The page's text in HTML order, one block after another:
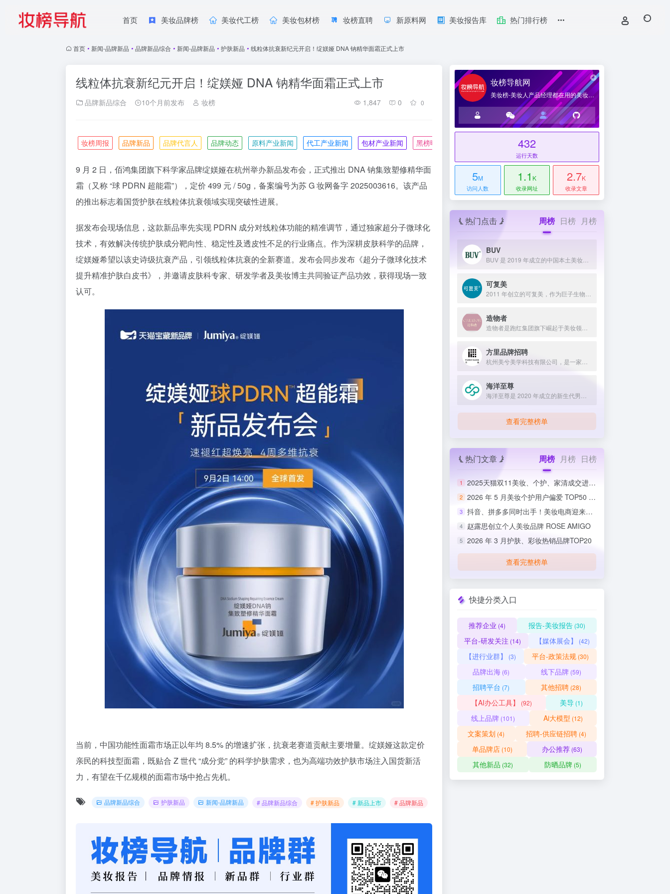
首页 美妆品牌榜 美妆代工榜 美妆包材榜 妆榜直聘 新原料网 美妆报告库 热门排行榜
首页 • 新闻-品牌新品 • 品牌新品综合 • 新闻-品牌新品 • 护肤新品 • 线粒体抗衰新纪元开启！绽媄娅 DNA 钠精华面霜正式上市
线粒体抗衰新纪元开启！绽媄娅 DNA 钠精华面霜正式上市
品牌新品综合 10个月前发布 妆榜 1,847 0 0
妆榜周报 品牌新品 品牌代言人 品牌动态 原料产业新闻 代工产业新闻 包材产业新闻 黑榜曝光台
9 月 2 日，佰鸿集团旗下科学家品牌绽媄娅在杭州举办新品发布会，正式推出 DNA 钠集致塑修精华面
霜（又称 “球 PDRN 超能霜”），定价 499 元 / 50g，备案编号为苏 G 妆网备字 2025003616。该产品
的推出标志着国货护肤在线粒体抗衰领域实现突破性进展。
据发布会现场信息，这款新品率先实现 PDRN 成分对线粒体功能的精准调节，通过独家超分子微球化
技术，有效解决传统护肤成分靶向性、稳定性及透皮性不足的行业痛点。作为深耕皮肤科学的品牌，
绽媄娅希望以该史诗级抗衰产品，引领线粒体抗衰的全新赛道。发布会同步发布《超分子微球化技术
提升精准护肤白皮书》，并邀请皮肤科专家、研发学者及美妆博主共同验证产品功效，获得现场一致
认可。
当前，中国功能性面霜市场正以年均 8.5% 的增速扩张，抗衰老赛道贡献主要增量。绽媄娅这款定价
亲民的科技型面霜，既贴合 Z 世代 “成分党” 的科学护肤需求，也为高端功效护肤市场注入国货新活
力，有望在千亿规模的面霜市场中抢占先机。
品牌新品综合 护肤新品 新闻-品牌新品 # 品牌新品综合 # 护肤新品 # 新品上市 # 品牌新品
妆榜导航网
美妆榜-美妆人产品经理都在用的美妆产业导航网站
432
运行天数
5M
访问人数
1.1 K
收录网址
2.7K
收录文章
热门点击 周榜 日榜 月榜
BUV
可复美
造物者
方里品牌招聘
海洋至尊
查看完整榜单
热门文章 周榜 月榜 日榜
1 2025天猫双11美妆、个护、家清成交进度排行榜
2 2026 年 5 月美妆个护用户偏爱 TOP50 榜单出炉
3 抖音、拼多多同时出手！美妆电商迎来史上最严整治
4 赵露思创立个人美妆品牌 ROSE AMIGO
5 2026 年 3 月护肤、彩妆热销品牌TOP20
查看完整榜单
快捷分类入口
推荐企业 (4) 报告-美妆报告 (30)
平台-研发关注 (14) 【媒体展会】 (42)
【进行业群】 (3) 平台-政策法规 (30)
品牌出海 (6) 线下品牌 (59)
招聘平台 (7) 其他招聘(28)
【AI办公工具】 (92) 美导 (1)
线上品牌 (101) Ai大模型 (12)
文案策划 (4) 招聘-供应链招聘(4)
单品牌店(10) 办公推荐(63)
其他新品 (32) 防晒品牌(5)